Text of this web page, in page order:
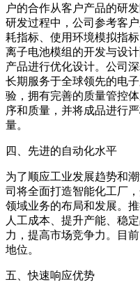
户的合作从客户产品的研
研发过程中，公司参考客
耗指标、使用环境模拟指
离子电池模组的开发与设
产品进行优化设计。公司
长期服务于全球领先的电
验，拥有完善的质量管控
序和质量，并将成品进行
量。
四、先进的自动化水平
为了顺应工业发展趋势和
司将全面打造智能化工厂
领域业务的布局和发展。
人工成本、提升产能、稳
力，提高市场竞争力。目
地位。
五、快速响应优势